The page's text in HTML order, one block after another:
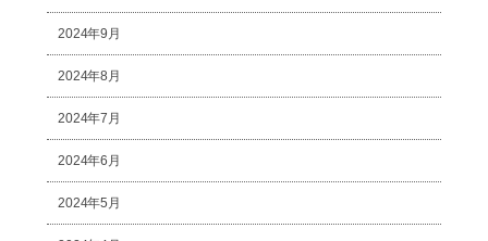
2024年9月
2024年8月
2024年7月
2024年6月
2024年5月